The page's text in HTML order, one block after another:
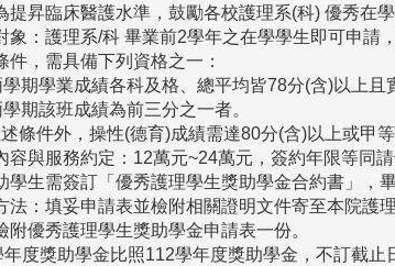
昇臨床醫護水準，鼓勵各校護理系(科) 優秀在
：護理系/科 畢業前2學年之在學學生即可申請
，需具備下列資格之一：
學業成績各科及格、總平均皆78分(含)以上且
該班成績為前三分之一者。
條件外，操性(德育)成績需達80分(含)以上或甲
與服務約定：12萬元~24萬元，簽約年限等同請
生需簽訂「優秀護理學生獎助學金合約書」，
：填妥申請表並檢附相關證明文件寄至本院護
優秀護理學生獎助學金申請表一份。
度獎助學金比照112學年度獎助學金，不訂截止